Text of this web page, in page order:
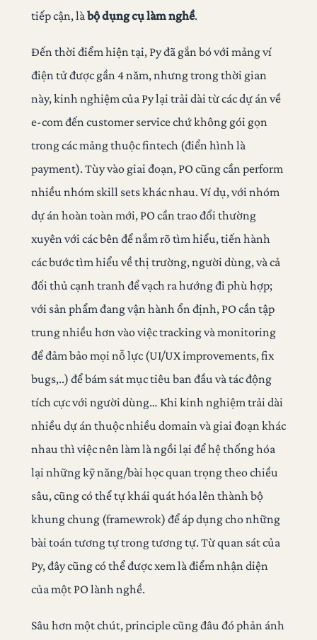
tiếp cận, là bộ dụng cụ làm nghề.
Đến thời điểm hiện tại, Py đã gắn bó với mảng ví
điện tử được gần 4 năm, nhưng trong thời gian
này, kinh nghiệm của Py lại trải dài từ các dự án về
e-com đến customer service chứ không gói gọn
trong các mảng thuộc fintech (điển hình là
payment). Tùy vào giai đoạn, PO cũng cần perform
nhiều nhóm skill sets khác nhau. Ví dụ, với nhóm
dự án hoàn toàn mới, PO cần trao đổi thường
xuyên với các bên để nắm rõ tìm hiểu, tiến hành
các bước tìm hiểu về thị trường, người dùng, và cả
đối thủ cạnh tranh để vạch ra hướng đi phù hợp;
với sản phẩm đang vận hành ổn định, PO cần tập
trung nhiều hơn vào việc tracking và monitoring
để đảm bảo mọi nỗ lực (UI/UX improvements, fix
bugs,..) để bám sát mục tiêu ban đầu và tác động
tích cực với người dùng… Khi kinh nghiệm trải dài
nhiều dự án thuộc nhiều domain và giai đoạn khác
nhau thì việc nên làm là ngồi lại để hệ thống hóa
lại những kỹ năng/bài học quan trọng theo chiều
sâu, cũng có thể tự khái quát hóa lên thành bộ
khung chung (framewrok) để áp dụng cho những
bài toán tương tự trong tương tự. Từ quan sát của
Py, đây cũng có thể được xem là điểm nhận diện
của một PO lành nghề.
Sâu hơn một chút, principle cũng đâu đó phản ánh